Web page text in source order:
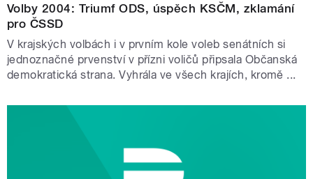
Volby 2004: Triumf ODS, úspěch KSČM, zklamání
pro ČSSD
V krajských volbách i v prvním kole voleb senátních si
jednoznačné prvenství v přízni voličů připsala Občanská
demokratická strana. Vyhrála ve všech krajích, kromě ...